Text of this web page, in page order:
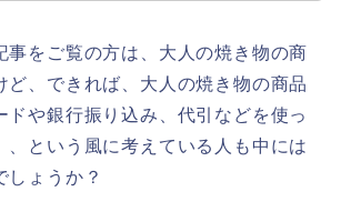
事をご覧の方は、大人の焼き物の商
ど、できれば、大人の焼き物の商品
ドや銀行振り込み、代引などを使っ
、という風に考えている人も中には
しょうか？